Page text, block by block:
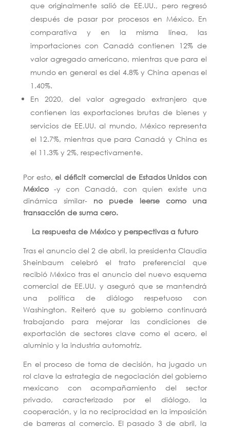
que originalmente salió de EE.UU., pero regresó
después de pasar por procesos en México. En
comparativa y en la misma línea, las
importaciones con Canadá contienen 12% de
valor agregado americano, mientras que para el
mundo en general es del 4.8% y China apenas el
1.40%.
En 2020, del valor agregado extranjero que
contienen las exportaciones brutas de bienes y
servicios de EE.UU. al mundo, México representa
el 12.7%, mientras que para Canadá y China es
el 11.3% y 2%, respectivamente.
Por esto,el déficit comercial de Estados Unidos con
México-y con Canadá, con quien existe una
dinámica similar- no puede leerse como una
transacción de suma cero.
La respuesta de México y perspectivas a futuro
Tras el anuncio del 2 de abril, la presidenta Claudia
Sheinbaum celebró el trato preferencial que
recibió México tras el anuncio del nuevo esquema
comercial de EE.UU. y aseguró que se mantendrá
una política de diálogo respetuoso con
Washington. Reiteró que su gobierno continuará
trabajando para mejorar las condiciones de
exportación de sectores clave como el acero, el
aluminio y la industria automotriz.
En el proceso de toma de decisión, ha jugado un
rol clave la estrategia de negociación del gobierno
mexicano con acompañamiento del sector
privado, caracterizado por el diálogo, la
cooperación, y la no reciprocidad en la imposición
de barreras al comercio. El pasado 3 de abril, la